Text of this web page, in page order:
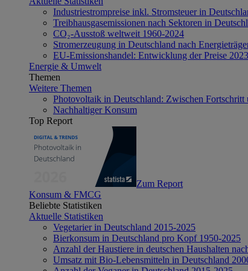
Industriestrompreise inkl. Stromsteuer in
Treibhausgasemissionen nach Sektoren in
CO₂-Ausstoß weltweit 1960-2024
Stromerzeugung in Deutschland nach
EU-Emissionshandel: Entwicklung der Preise
Energie & Umwelt
Themen
Weitere Themen
Photovoltaik in Deutschland: Zwischen Fortschritt
Nachhaltiger Konsum
Top Report
Zum Report
Konsum & FMCG
Beliebte Statistiken
Aktuelle Statistiken
Vegetarier in Deutschland 2015-2025
Bierkonsum in Deutschland pro Kopf 1950-2025
Anzahl der Haustiere in deutschen Haushalten
Umsatz mit Bio-Lebensmitteln in Deutschland